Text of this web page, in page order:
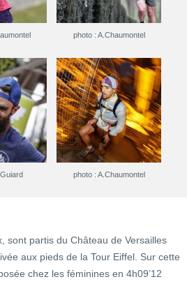
photo : A.Chaumontel
photo : A.Chaumontel
sont partis du Château de Versailles
aux pieds de la Tour Eiffel. Sur cette
chez les féminines en 4h09’12